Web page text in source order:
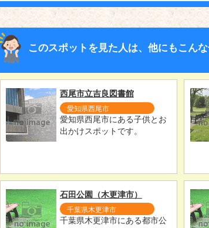
このスポットを見た人は、他にもこん
西尾市立吉良図書館
愛知県西尾市
愛知県西尾市にある子供とお
出かけスポットです。
石田公園（木更津市）
千葉県木更津市
千葉県木更津市にある都市公